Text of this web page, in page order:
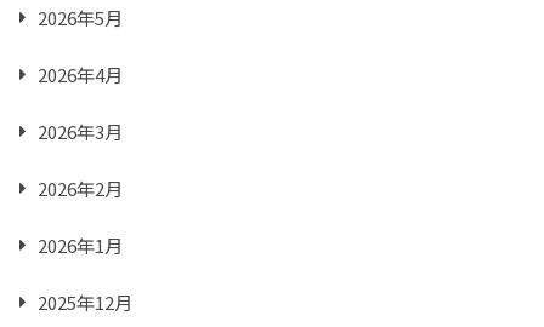
2026年5月
2026年4月
2026年3月
2026年2月
2026年1月
2025年12月